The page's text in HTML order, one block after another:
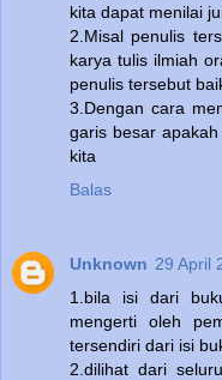
kita dapat menilai
2.Misal penulis
karya tulis ilmiah
penulis tersebut
3.Dengan cara
garis besar
kita
Balas
Unknown 29 April
1.bila isi dari
mengerti oleh
tersendiri dari isi
2.dilihat dari